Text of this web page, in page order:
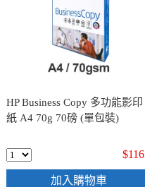
HP Business Copy 多功能影印
紙 A4 70g 70磅 (單包裝)
$116
加入購物車